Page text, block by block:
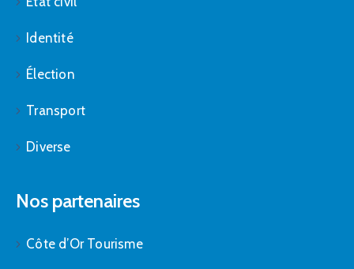
Identité
Élection
Transport
Diverse
Nos partenaires
Côte d’Or Tourisme